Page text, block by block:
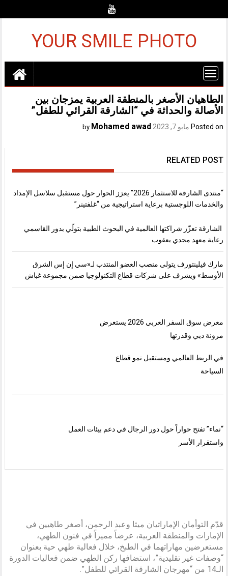
YOUR SMILE PHOTO
الطاهيان الأصغر بالمنطقة العربية يمزجان بين
الأصالة والحداثة في “الشارقة القرائي للطفل”
Posted on مايو 7, 2023 Mohamed awad
RELATED POST
“منتدى الشارقة للاستثمار 2026” يعزز الحوار حول مستقبل سلاسل الإمداد
والخدمات اللوجستية برعاية استراتيجية من “غلفتينر”
الشارقة تعزّز شراكتها العالمية في البحوث الطبية بتولّي بدور القاسمي
رعاية معهد مجدي يعقوب
مارك فيلينتورف يتولى منصب العضو المنتدب لـ«سي إن إس الشرق
الأوسط» ويشرف على شركات قطاع التكنولوجيا ضمن مجموعة غباش
معرض سوق السفر العربي 2026 يستعرض
مرونة دبي وقدرتها
في الربط العالمي ومستقبل نمو قطاع
السياحة
“نماء” تفتح حواراً حول دور الرجال في دعم بيئات العمل
واستقرار الأسر
قدّم التوأمان الإماراتيان ميثا وعبد الرحمن، أصغر طاهيين في
الإمارات والمنطقة العربية، عرضاً مميزاً في فنون الطهي،
مستعرضين مهاراتهما في الطبخ، خلال فعالية طهي حية بعنوان
“وصفات غير تقليدية”، استضافها ركن الطهي ضمن فعاليات الدورة
الـ14 من “مهرجان الشارقة القرائي للطفل”.